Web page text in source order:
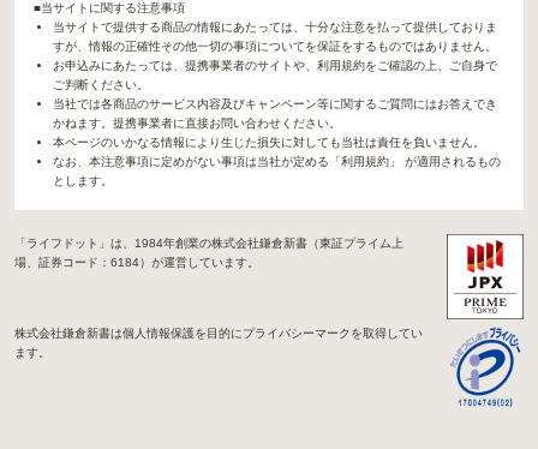
■当サイトに関する注意事項
当サイトで提供する商品の情報にあたっては、十分な注意を払って提供しておりま
すが、情報の正確性その他一切の事項についてを保証をするものではありません。
お申込みにあたっては、提携事業者のサイトや、利用規約をご確認の上、ご自身で
ご判断ください。
当社では各商品のサービス内容及びキャンペーン等に関するご質問にはお答えでき
かねます。提携事業者に直接お問い合わせください。
本ページのいかなる情報により生じた損失に対しても当社は責任を負いません。
なお、本注意事項に定めがない事項は当社が定める「利用規約」 が適用されるもの
とします。
「ライフドット」は、1984年創業の株式会社鎌倉新書（東証プライム上
場、証券コード：6184）が運営しています。
株式会社鎌倉新書は個人情報保護を目的にプライバシーマークを取得してい
ます。